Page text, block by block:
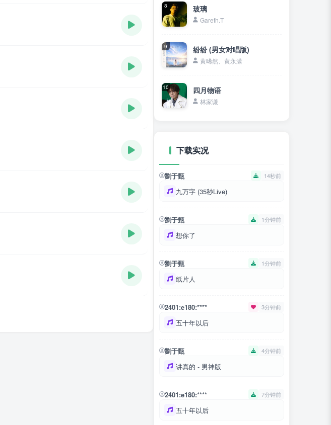
8 玻璃
Gareth.T
9 纷纷 (男女对唱版)
黄晞然、黄永潇
10 四月物语
林家谦
下载实况
劉于甄 14秒前
九万字 (35秒Live)
劉于甄 1分钟前
想你了
劉于甄 1分钟前
纸片人
2401:e180:**** 3分钟前
五十年以后
劉于甄 4分钟前
讲真的 - 男神版
2401:e180:**** 7分钟前
五十年以后